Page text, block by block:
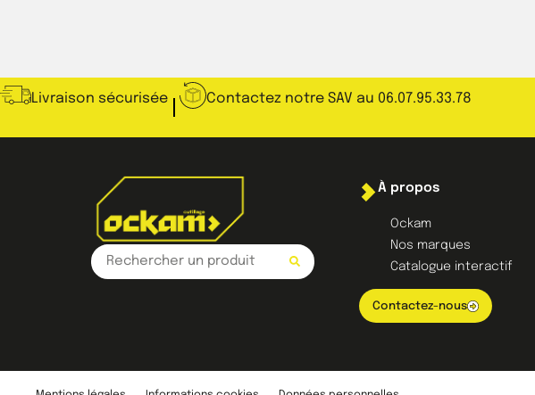
Livraison sécurisée Contactez notre SAV au 06.07.95.33.78
À propos
Ockam
Nos marques
Catalogue interactif
Contactez-nous